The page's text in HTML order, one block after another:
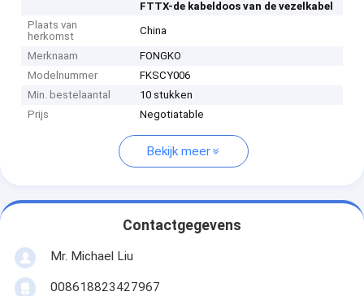
FTTX-de kabeldoos van de vezelkabel
Plaats van
herkomst
China
Merknaam
FONGKO
Modelnummer
FKSCY006
Min. bestelaantal
10 stukken
Prijs
Negotiatable
Bekijk meer
Contactgegevens
Mr. Michael Liu
008618823427967